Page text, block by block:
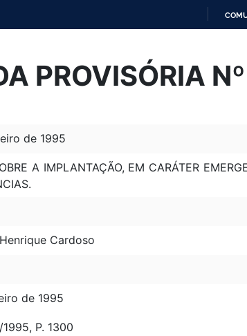
PROVISÓRIA
de 1995
A IMPLANTAÇÃO, EM CARÁTER
Cardoso
de 1995
1995, P. 1300